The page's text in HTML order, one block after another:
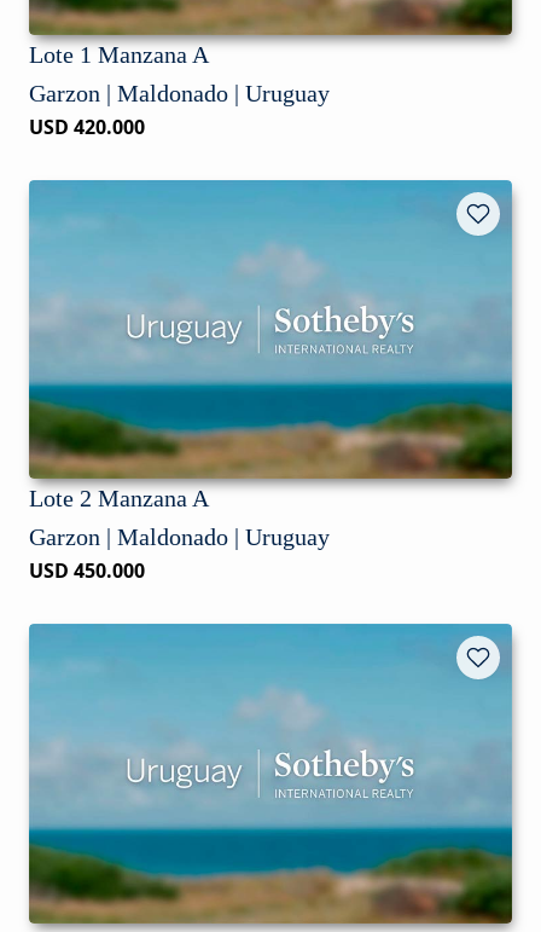
Lote 1 Manzana A
Garzon | Maldonado | Uruguay
USD 420.000
Lote 2 Manzana A
Garzon | Maldonado | Uruguay
USD 450.000